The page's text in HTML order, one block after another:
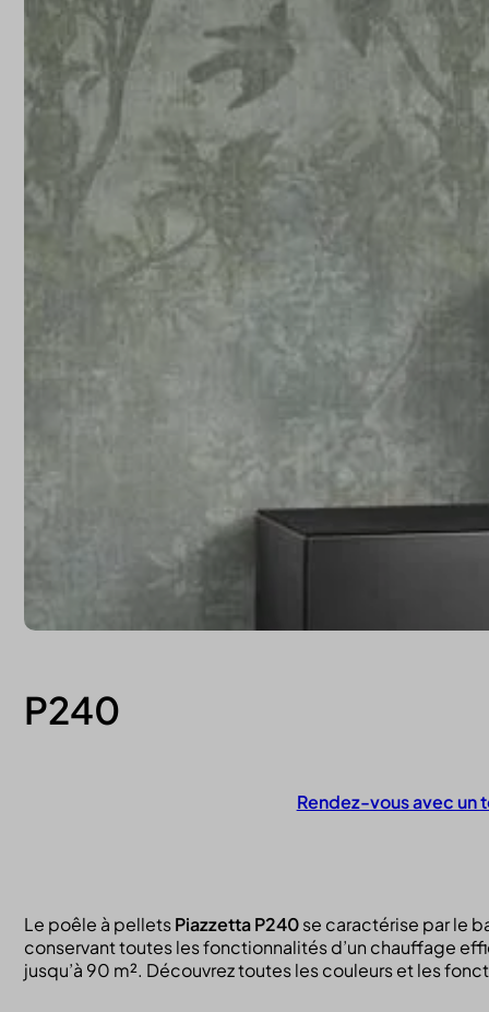
P240
Rendez-vous avec un
Le poêle à pelletsPiazzetta P240se caractérise par le
conservant toutes les fonctionnalités d’un chauffage
jusqu’à 90 m². Découvrez toutes les couleurs et les